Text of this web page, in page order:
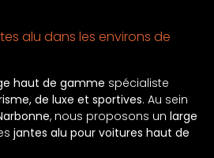
alu dans les environs de
haut de gamme spécialiste
de luxe et sportives. Au sein
, nous proposons un large
jantes alu pour voitures haut de